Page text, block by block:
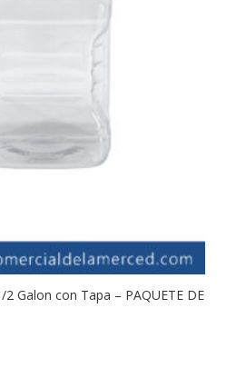
Galon con Tapa – PAQUETE DE